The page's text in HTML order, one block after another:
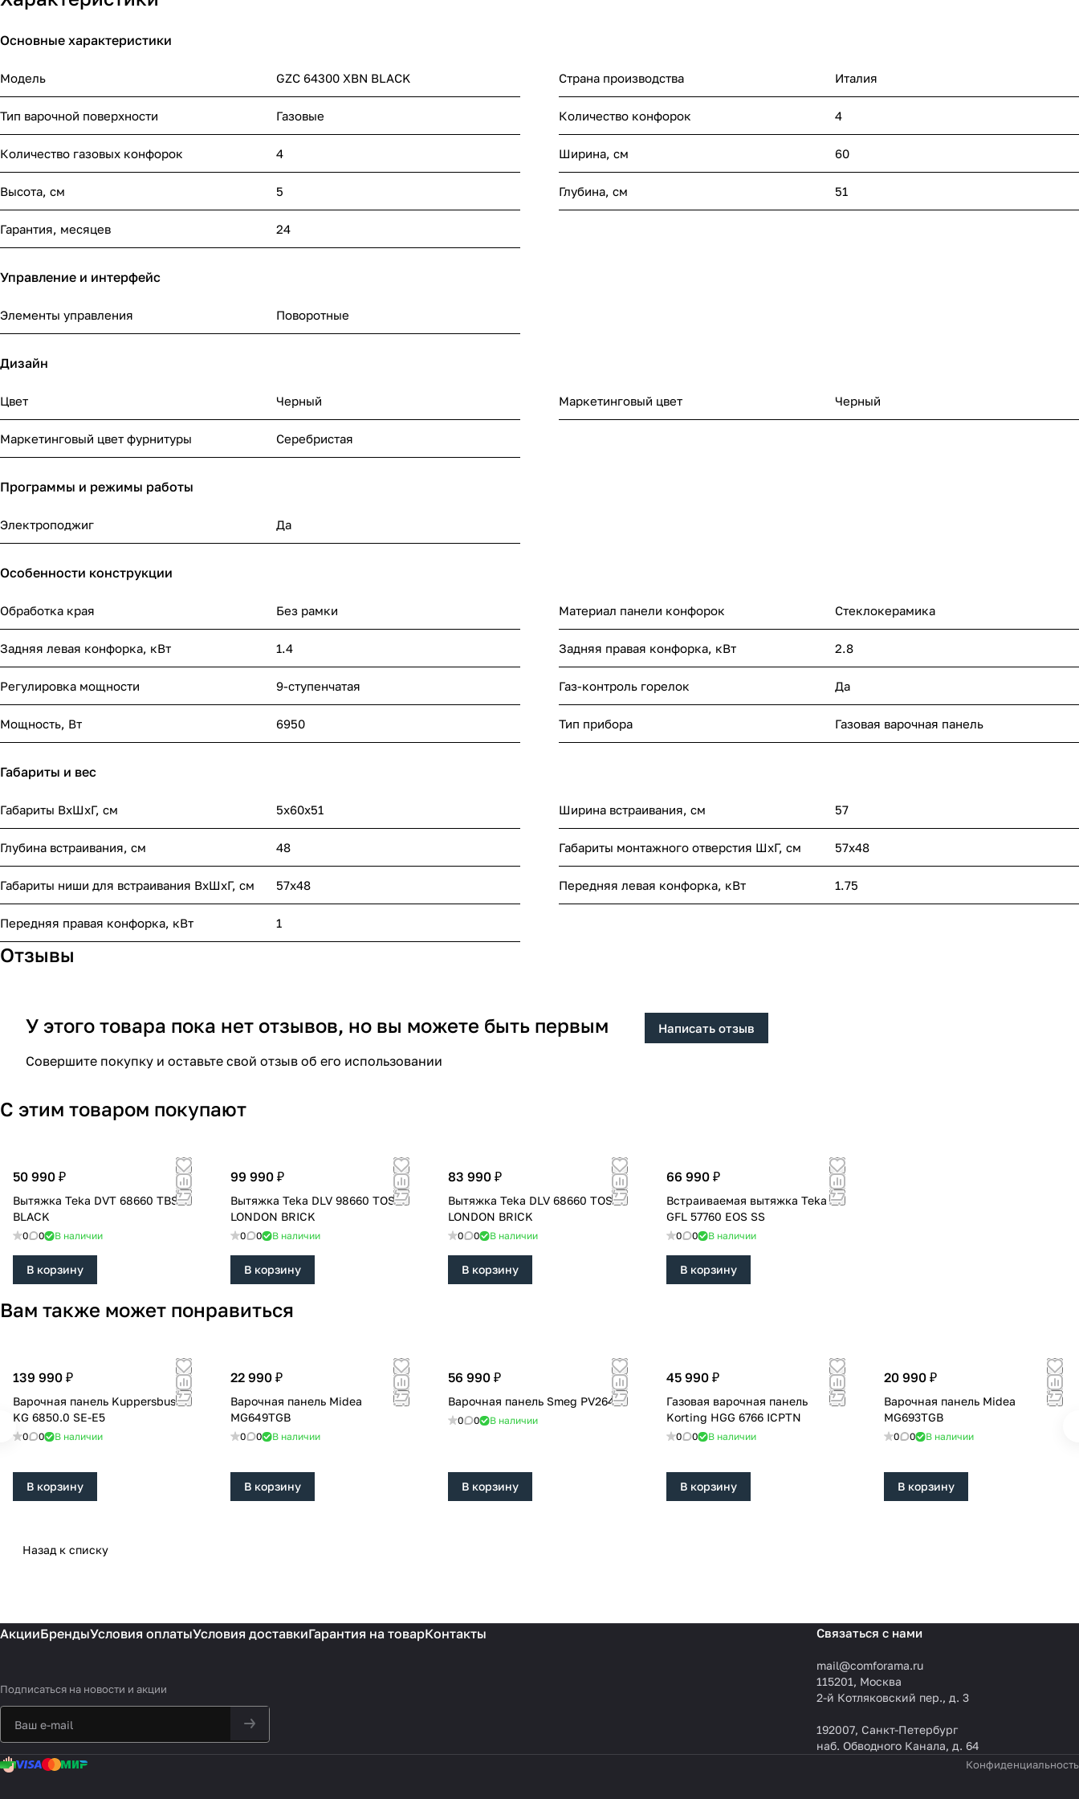
Основные характеристики
Модель GZC 64300 XBN BLACK Страна производства Италия
Тип варочной поверхности Газовые Количество конфорок 4
Количество газовых конфорок 4 Ширина, см 60
Высота, см 5 Глубина, см 51
Гарантия, месяцев 24
Управление и интерфейс
Элементы управления Поворотные
Дизайн
Цвет Черный Маркетинговый цвет Черный
Маркетинговый цвет фурнитуры Серебристая
Программы и режимы работы
Электроподжиг Да
Особенности конструкции
Обработка края Без рамки Материал панели конфорок Стеклокерамика
Задняя левая конфорка, кВт 1.4 Задняя правая конфорка, кВт 2.8
Регулировка мощности 9-ступенчатая Газ-контроль горелок Да
Мощность, Вт 6950 Тип прибора Газовая варочная панель
Габариты и вес
Габариты ВхШхГ, cм 5х60х51 Ширина встраивания, см 57
Глубина встраивания, см 48 Габариты монтажного отверстия ШхГ, см 57х48
Габариты ниши для встраивания ВхШхГ, cм 57x48 Передняя левая конфорка, кВт 1.75
Передняя правая конфорка, кВт 1
Отзывы
У этого товара пока нет отзывов, но вы можете быть первым
Совершите покупку и оставьте свой отзыв об его использовании
Написать отзыв
С этим товаром покупают
50 990 ₽
Вытяжка Teka DVT 68660 TBS
BLACK
0 0 В наличии
В корзину
99 990 ₽
Вытяжка Teka DLV 98660 TOS
LONDON BRICK
0 0 В наличии
В корзину
83 990 ₽
Вытяжка Teka DLV 68660 TOS
LONDON BRICK
0 0 В наличии
В корзину
66 990 ₽
Встраиваемая вытяжка Teka
GFL 57760 EOS SS
0 0 В наличии
В корзину
Вам также может понравиться
139 990 ₽
Варочная панель Kuppersbusch
KG 6850.0 SE-E5
0 0 В наличии
В корзину
22 990 ₽
Варочная панель Midea
MG649TGB
0 0 В наличии
В корзину
56 990 ₽
Варочная панель Smeg PV264B
0 0 В наличии
В корзину
45 990 ₽
Газовая варочная панель
Korting HGG 6766 ICPTN
0 0 В наличии
В корзину
20 990 ₽
Варочная панель Midea
MG693TGB
0 0 В наличии
В корзину
Назад к списку
АкцииБрендыУсловия оплатыУсловия доставкиГарантия на товарКонтакты
Подписаться на новости и акции
Связаться с нами
mail@comforama.ru
115201, Москва
2-й Котляковский пер., д. 3
192007, Санкт-Петербург
наб. Обводного Канала, д. 64
Конфиденциальность